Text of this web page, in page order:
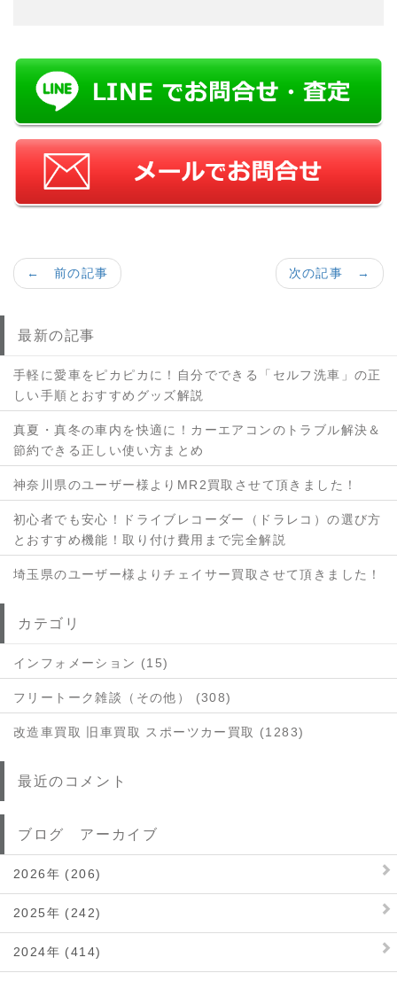
次の記事 →
← 前の記事
最新の記事
手軽に愛車をピカピカに！自分でできる「セルフ洗車」の正
しい手順とおすすめグッズ解説
真夏・真冬の車内を快適に！カーエアコンのトラブル解決＆
節約できる正しい使い方まとめ
神奈川県のユーザー様よりMR2買取させて頂きました！
初心者でも安心！ドライブレコーダー（ドラレコ）の選び方
とおすすめ機能！取り付け費用まで完全解説
埼玉県のユーザー様よりチェイサー買取させて頂きました！
カテゴリ
インフォメーション (15)
フリートーク雑談（その他） (308)
改造車買取 旧車買取 スポーツカー買取 (1283)
最近のコメント
ブログ アーカイブ
2026年 (206)
2025年 (242)
2024年 (414)